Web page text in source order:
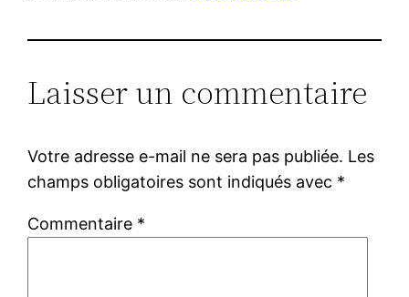
Laisser un commentaire
Votre adresse e-mail ne sera pas publiée. Les
champs obligatoires sont indiqués avec *
Commentaire *